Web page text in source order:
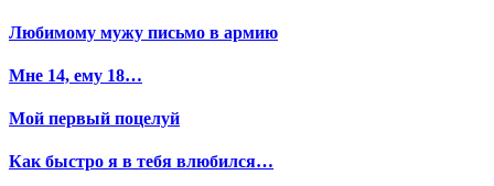
Любимому мужу письмо в армию
Мне 14, ему 18…
Мой первый поцелуй
Как быстро я в тебя влюбился…